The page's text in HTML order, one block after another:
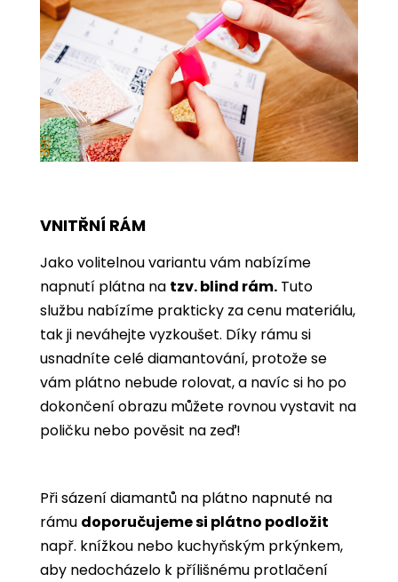
VNITŘNÍ RÁM
Jako volitelnou variantu vám nabízíme
napnutí plátna na tzv. blind rám. Tuto
službu nabízíme prakticky za cenu materiálu,
tak ji neváhejte vyzkoušet. Díky rámu si
usnadníte celé diamantování, protože se
vám plátno nebude rolovat, a navíc si ho po
dokončení obrazu můžete rovnou vystavit na
poličku nebo pověsit na zeď!
Při sázení diamantů na plátno napnuté na
rámu doporučujeme si plátno podložit
např. knížkou nebo kuchyňským prkýnkem,
aby nedocházelo k přílišnému protlačení